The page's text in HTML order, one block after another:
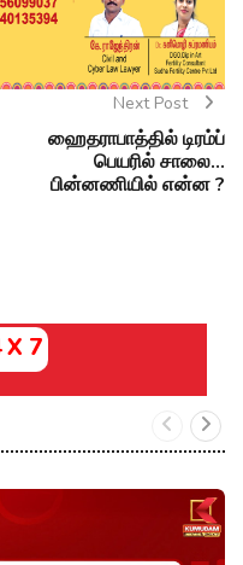
Next Post
ஹைதராபாத்தில் டிரம்ப்
பெயரில் சாலை...
பின்னணியில் என்ன ?
X 7